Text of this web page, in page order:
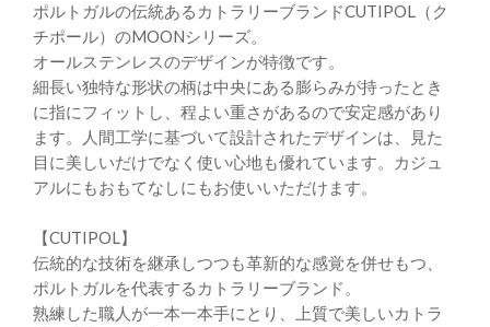
ポルトガルの伝統あるカトラリーブランドCUTIPOL（ク
チポール）のMOONシリーズ。
オールステンレスのデザインが特徴です。
細長い独特な形状の柄は中央にある膨らみが持ったとき
に指にフィットし、程よい重さがあるので安定感があり
ます。人間工学に基づいて設計されたデザインは、見た
目に美しいだけでなく使い心地も優れています。カジュ
アルにもおもてなしにもお使いいただけます。
【CUTIPOL】
伝統的な技術を継承しつつも革新的な感覚を併せもつ、
ポルトガルを代表するカトラリーブランド。
熟練した職人が一本一本手にとり、上質で美しいカトラ